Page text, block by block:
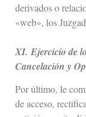
derivados o
«web», los
XI.Ejercicio de
Cancelación y
Por último, le
de acceso,